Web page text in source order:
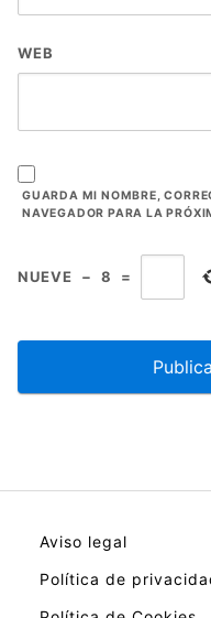
WEB
GUARDA MI NOMBRE,
NAVEGADOR PARA LA
NUEVE − 8 =
Aviso legal
Política de